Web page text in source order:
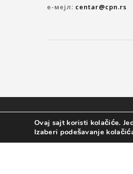
е-мејл: centar@cpn.rs
© 2019 ЦЕНТАР ЗА
Ovaj sajt koristi kolačiće.
Izaberi podešavanje